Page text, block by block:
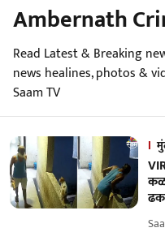
Ambernath
Read Latest & Breaking
news healines, photos &
Saam TV